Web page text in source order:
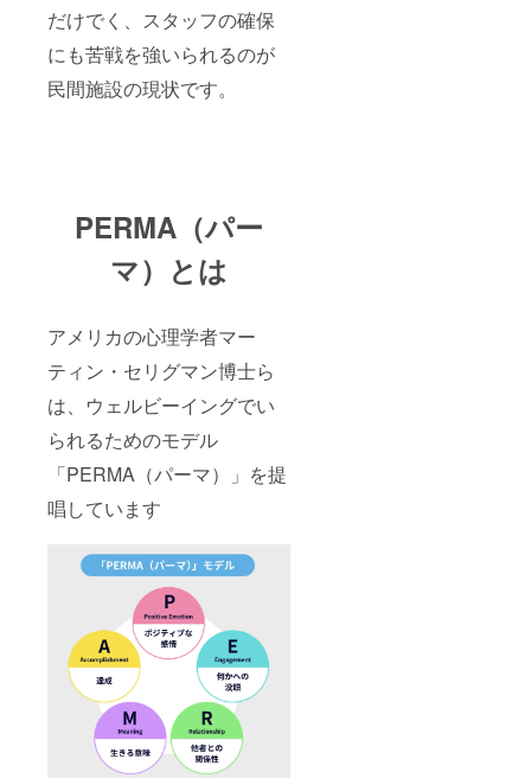
だけでく、スタッフの確保
にも苦戦を強いられるのが
民間施設の現状です。
PERMA（パー
マ）とは
アメリカの心理学者マー
ティン・セリグマン博士ら
は、ウェルビーイングでい
られるためのモデル
「PERMA（パーマ）」を提
唱しています